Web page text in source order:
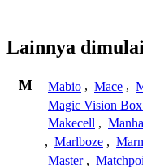
Lainnya
M Mabio , Mace ,
Magic Vision Box
Makecell ,
, Marlboze ,
Master ,